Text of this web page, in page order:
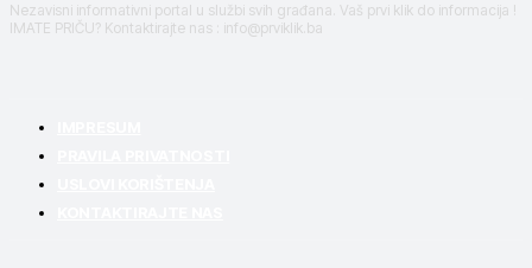
Nezavisni informativni portal u službi svih građana. Vaš prvi klik do informacija !
IMATE PRIČU? Kontaktirajte nas : info@prviklik.ba